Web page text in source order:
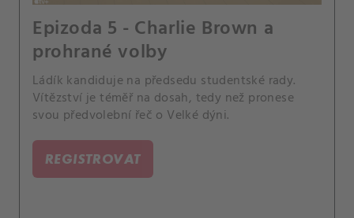
Epizoda 5 - Charlie Brown a
prohrané volby
Ládík kandiduje na předsedu studentské rady.
Vítězství je téměř na dosah, tedy než pronese
svou předvolební řeč o Velké dýni.
REGISTROVAT